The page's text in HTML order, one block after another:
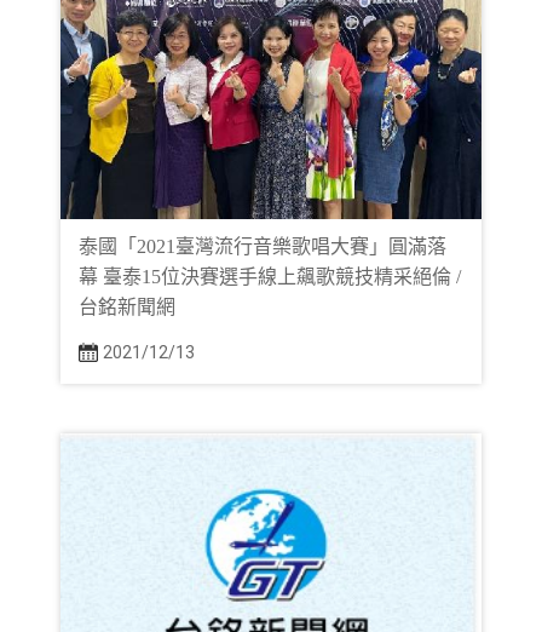
泰國「2021臺灣流行音樂歌唱大賽」圓滿落
幕 臺泰15位決賽選手線上飆歌競技精采絕倫 /
台銘新聞網
2021/12/13